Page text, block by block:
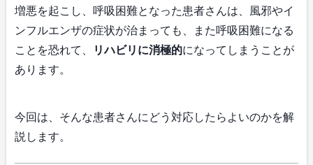
増悪を起こし、呼吸困難となった患者さんは、風邪やイ
ンフルエンザの症状が治まっても、また呼吸困難になる
ことを恐れて、
リハビリに消極的になってしまうことが
あります。
今回は、そんな患者さんにどう対応したらよいのかを解
説します。